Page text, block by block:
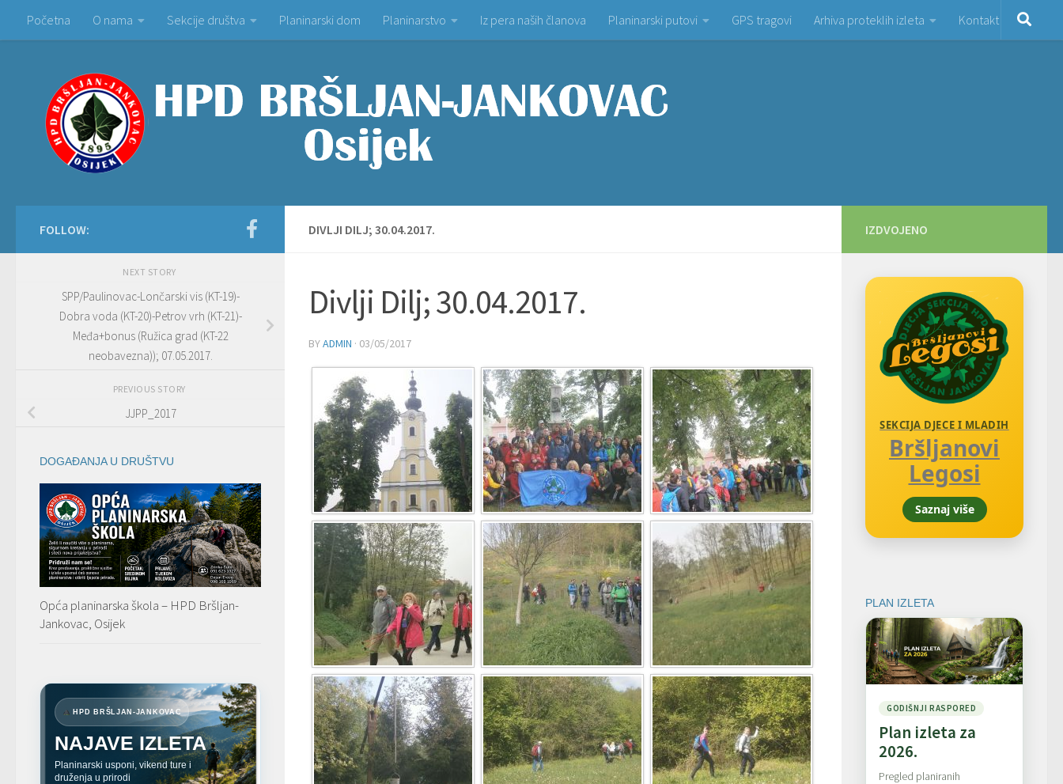
Skip to content
Početna O nama Sekcije društva Planinarski dom Planinarstvo Iz pera naših članova Planinarski putovi GPS tragovi Arhiva proteklih izleta Kontakt
DIVLJI DILJ; 30.04.2017.
Divlji Dilj; 30.04.2017.
BYADMIN · 03/05/2017
FOLLOW:
NEXT STORY
SPP/Paulinovac-Lončarski vis (KT-19)-
Dobra voda (KT-20)-Petrov vrh (KT-21)-
Međa+bonus (Ružica grad (KT-22
neobavezna)); 07.05.2017.
PREVIOUS STORY
JJPP_2017
DOGAĐANJA U DRUŠTVU
Opća planinarska škola – HPD Bršljan-
Jankovac, Osijek
HPD BRŠLJAN-JANKOVAC
NAJAVE IZLETA
Planinarski usponi, vikend ture i
druženja u prirodi
IZDVOJENO
SEKCIJA DJECE I MLADIH
Bršljanovi
Legosi
Saznaj više
PLAN IZLETA
GODIŠNJI RASPORED
Plan izleta za
2026.
Pregled planiranih